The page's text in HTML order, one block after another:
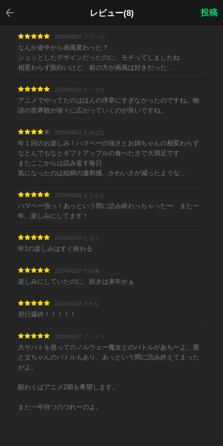
レビュー(8)
戻る
投稿
2025/08/07 ノワール
なんか途中から画風変わった？
シュッとしたデザインだったのに、モチってしましたね
相変わらず面白いけど、前の方が画風は好きだった…
2024/06/15 ゲッコウ
アニメでやってたのはほんの序章にすぎなかったのですね。物
語の世界観が徐々に広がっていくのが良いですね。
2024/06/12 まめはな
年１回のお楽しみ！ハマベーの強さとお姉ちゃんの相変わらず
なとんでもなとギフトアップルの食べたさで大満足です
またここからは読み返す毎日
気になったのは絵柄の違和感…かわいさが減ったような…
2024/06/08 まりさん
ハマベー強っ！あっという間に読み終わっちゃった〜、また一
年...楽しみにしてます！
2024/06/07 たろう
年1の楽しみはすぐ終わる
2024/06/07 のの〓
楽しみにしていたのに、続きは来年かぁ
2024/06/07 さかな
邪行爆砕！！！！！
2024/06/07 ノリノリ
大サバトを巡ってのノルウェー魔女とのバトルがあちーよ。鹿
と父ちゃんのバトルもあり、あっという間に読み終えてまった
がよ。
願わくばアニメ2期を希望します。
また一年待つのつれーのよ。